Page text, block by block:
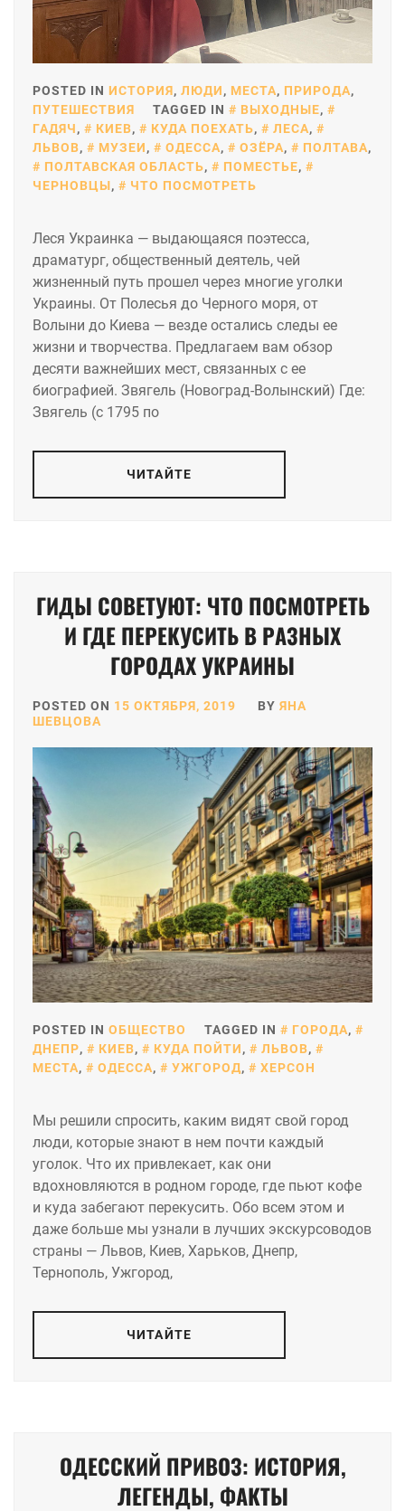
POSTED IN ИСТОРИЯ, ЛЮДИ, МЕСТА, ПРИРОДА,
ПУТЕШЕСТВИЯ
TAGGED IN ВЫХОДНЫЕ,
ГАДЯЧ, КИЕВ, КУДА ПОЕХАТЬ, ЛЕСА,
ЛЬВОВ, МУЗЕИ, ОДЕССА, ОЗЁРА, ПОЛТАВА,
ПОЛТАВСКАЯ ОБЛАСТЬ, ПОМЕСТЬЕ,
ЧЕРНОВЦЫ, ЧТО ПОСМОТРЕТЬ
Леся Украинка — выдающаяся поэтесса,
драматург, общественный деятель, чей
жизненный путь прошел через многие уголки
Украины. От Полесья до Черного моря, от
Волыни до Киева — везде остались следы ее
жизни и творчества. Предлагаем вам обзор
десяти важнейших мест, связанных с ее
биографией. Звягель (Новоград-Волынский) Где:
Звягель (с 1795 по
ЧИТАЙТЕ
ГИДЫ СОВЕТУЮТ: ЧТО ПОСМОТРЕТЬ
И ГДЕ ПЕРЕКУСИТЬ В РАЗНЫХ
ГОРОДАХ УКРАИНЫ
POSTED ON 15 ОКТЯБРЯ, 2019 BY ЯНА
ШЕВЦОВА
POSTED IN ОБЩЕСТВО TAGGED IN ГОРОДА,
ДНЕПР, КИЕВ, КУДА ПОЙТИ, ЛЬВОВ,
МЕСТА, ОДЕССА, УЖГОРОД, ХЕРСОН
Мы решили спросить, каким видят свой город
люди, которые знают в нем почти каждый
уголок. Что их привлекает, как они
вдохновляются в родном городе, где пьют кофе
и куда забегают перекусить. Обо всем этом и
даже больше мы узнали в лучших экскурсоводов
страны — Львов, Киев, Харьков, Днепр,
Тернополь, Ужгород,
ЧИТАЙТЕ
ОДЕССКИЙ ПРИВОЗ: ИСТОРИЯ,
ЛЕГЕНДЫ, ФАКТЫ